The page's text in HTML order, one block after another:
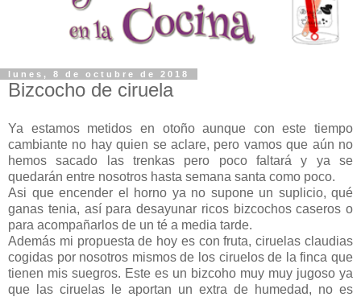
lunes, 8 de octubre de 2018
Bizcocho de ciruela
Ya estamos metidos en otoño aunque con este tiempo
cambiante no hay quien se aclare, pero vamos que aún no
hemos sacado las trenkas pero poco faltará y ya se
quedarán entre nosotros hasta semana santa como poco.
Asi que encender el horno ya no supone un suplicio, qué
ganas tenia, así para desayunar ricos bizcochos caseros o
para acompañarlos de un té a media tarde.
Además mi propuesta de hoy es con fruta, ciruelas claudias
cogidas por nosotros mismos de los ciruelos de la finca que
tienen mis suegros. Este es un bizcoho muy muy jugoso ya
que las ciruelas le aportan un extra de humedad, no es